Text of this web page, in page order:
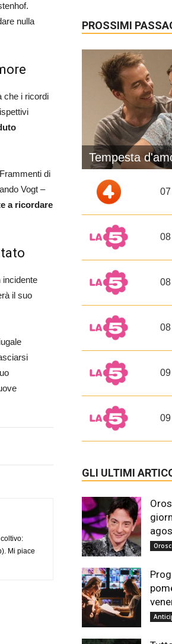
nulla
che i ricordi
di
Vogt –
a ricordare
incidente
il suo
Mi piace
PROSSIMI
Tempesta
GLI ULTIMI